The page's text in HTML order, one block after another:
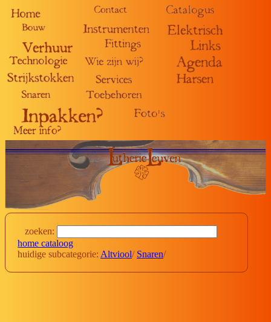
zoeken:
home cataloog
huidige subcategorie: Altviool/ Snaren/